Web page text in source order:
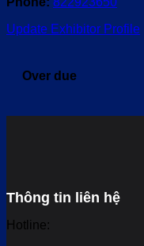
Update Exhibitor Profile
Over due
Thông tin liên hệ
Hotline: